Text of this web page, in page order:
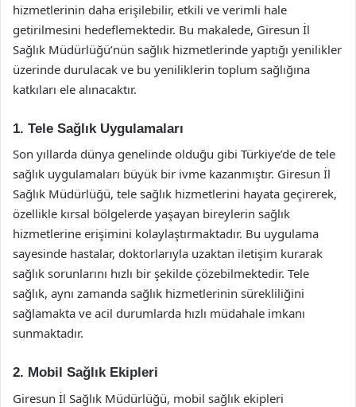
hizmetlerinin daha erişilebilir, etkili ve verimli hale
getirilmesini hedeflemektedir. Bu makalede, Giresun İl
Sağlık Müdürlüğü’nün sağlık hizmetlerinde yaptığı yenilikler
üzerinde durulacak ve bu yeniliklerin toplum sağlığına
katkıları ele alınacaktır.
1. Tele Sağlık Uygulamaları
Son yıllarda dünya genelinde olduğu gibi Türkiye’de de tele
sağlık uygulamaları büyük bir ivme kazanmıştır. Giresun İl
Sağlık Müdürlüğü, tele sağlık hizmetlerini hayata geçirerek,
özellikle kırsal bölgelerde yaşayan bireylerin sağlık
hizmetlerine erişimini kolaylaştırmaktadır. Bu uygulama
sayesinde hastalar, doktorlarıyla uzaktan iletişim kurarak
sağlık sorunlarını hızlı bir şekilde çözebilmektedir. Tele
sağlık, aynı zamanda sağlık hizmetlerinin sürekliliğini
sağlamakta ve acil durumlarda hızlı müdahale imkanı
sunmaktadır.
2. Mobil Sağlık Ekipleri
Giresun İl Sağlık Müdürlüğü, mobil sağlık ekipleri